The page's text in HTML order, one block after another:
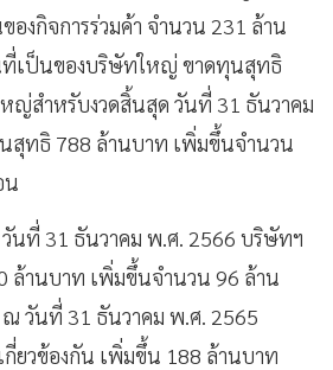
องกิจการร่วมค้า จำนวน 231 ล้าน
เป็นของบริษัทใหญ่ ขาดทุนสุทธิ
ญ่สำหรับงวดสิ้นสุด วันที่ 31 ธันวาคม
สุทธิ 788 ล้านบาท เพิ่มขึ้นจำนวน
น
ที่ 31 ธันวาคม พ.ศ. 2566 บริษัทฯ
ล้านบาท เพิ่มขึ้นจำนวน 96 ล้าน
ณ วันที่ 31 ธันวาคม พ.ศ. 2565
ยวข้องกัน เพิ่มขึ้น 188 ล้านบาท